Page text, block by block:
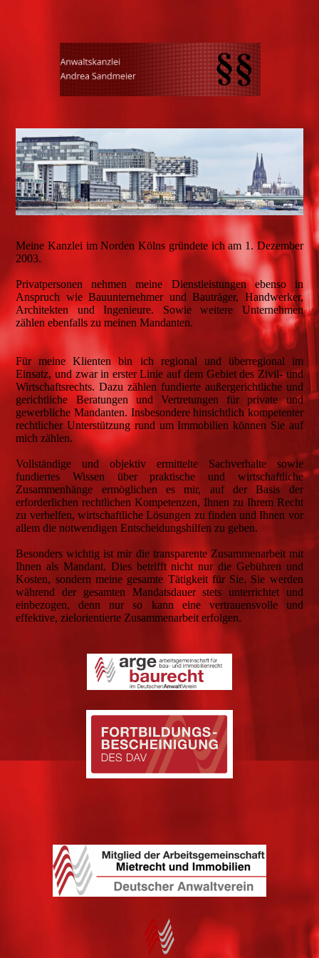
Meine Kanzlei im Norden Kölns gründete ich am 1. Dezember
2003.
Privatpersonen nehmen meine Dienstleistungen ebenso in
Anspruch wie Bauunternehmer und Bauträger, Handwerker,
Architekten und Ingenieure. Sowie weitere Unternehmen
zählen ebenfalls zu meinen Mandanten.
Für meine Klienten bin ich regional und überregional im
Einsatz, und zwar in erster Linie auf dem Gebiet des Zivil- und
Wirtschaftsrechts. Dazu zählen fundierte außergerichtliche und
gerichtliche Beratungen und Vertretungen für private und
gewerbliche Mandanten. Insbesondere hinsichtlich kompetenter
rechtlicher Unterstützung rund um Immobilien können Sie auf
mich zählen.
Vollständige und objektiv ermittelte Sachverhalte sowie
fundiertes Wissen über praktische und wirtschaftliche
Zusammenhänge ermöglichen es mir, auf der Basis der
erforderlichen rechtlichen Kompetenzen, Ihnen zu Ihrem Recht
zu verhelfen, wirtschaftliche Lösungen zu finden und Ihnen vor
allem die notwendigen Entscheidungshilfen zu geben.
Besonders wichtig ist mir die transparente Zusammenarbeit mit
Ihnen als Mandant. Dies betrifft nicht nur die Gebühren und
Kosten, sondern meine gesamte Tätigkeit für Sie. Sie werden
während der gesamten Mandatsdauer stets unterrichtet und
einbezogen, denn nur so kann eine vertrauensvolle und
effektive, zielorientierte Zusammenarbeit erfolgen.